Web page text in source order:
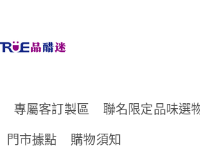
專屬客訂製區 聯名限定品味選
門市據點 購物須知